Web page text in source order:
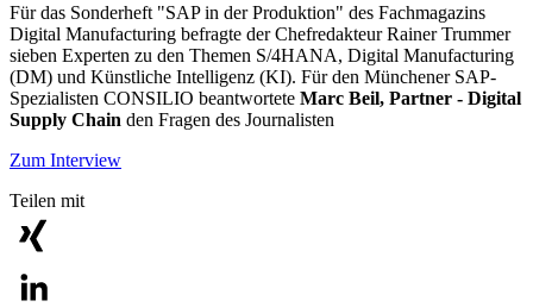
Für das Sonderheft "SAP in der Produktion" des Fachmagazins
Digital Manufacturing befragte der Chefredakteur Rainer Trummer
sieben Experten zu den Themen S/4HANA, Digital Manufacturing
(DM) und Künstliche Intelligenz (KI). Für den Münchener SAP-
Spezialisten CONSILIO beantwortete Marc Beil, Partner - Digital
Supply Chain den Fragen des Journalisten
Zum Interview
Teilen mit